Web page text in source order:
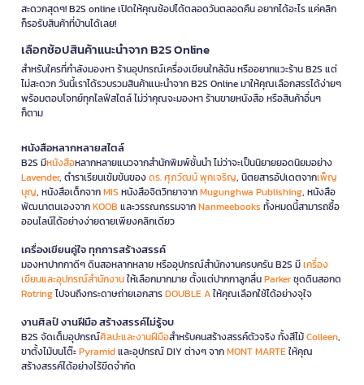
สะดวกสุดๆ! B2S online เปิดให้คุณช้อปได้ตลอดวันตลอดคืน อยากได้อะไร แค่คลิก
ก็รอรับสินค้าที่บ้านได้เลย!
เลือกช้อปสินค้าแนะนำจาก B2S Online
สำหรับใครที่กำลังมองหา ร้านอุปกรณ์เครื่องเขียนใกล้ฉัน หรืออยากแวะร้าน B2S แต่
ไม่สะดวก วันนี้เราได้รวบรวมสินค้าแนะนำจาก B2S Online มาให้คุณเลือกสรรได้ง่ายๆ
พร้อมตอบโจทย์ทุกไลฟ์สไตล์ ไม่ว่าคุณจะมองหา ร้านขายหนังสือ หรือสินค้าอื่นๆ
ก็ตาม
หนังสือหลากหลายสไตล์
B2S มีหนังสือหลากหลายแนวจากสำนักพิมพ์ชั้นนำ ไม่ว่าจะเป็นนิยายยอดนิยมอย่าง
Lavender, ตำราเรียนเข้มข้นของดร. ศุภวัฒน์ พุกเจริญ, นิตยสารอัปเดตจากเพ็ญ
บุญ, หนังสือเด็กจากMIS หนังสือจิตวิทยาจากMugunghwa Publishing, หนังสือ
พัฒนาตนเองจากKOOB และวรรณกรรมจากNanmeebooks ทั้งหมดนี้สามารถซื้อ
ออนไลน์ได้อย่างง่ายดายเพียงคลิกเดียว
เครื่องเขียนคู่ใจ ทุกการสร้างสรรค์
มองหาปากกาดีๆ ดินสอหลากหลาย หรืออุปกรณ์สำนักงานครบครัน B2S มีเครื่อง
เขียนและอุปกรณ์สำนักงานให้เลือกมากมาย ตั้งแต่ปากกาลูกลื่นParkerชุดดินสอกด
Rotringไปจนถึงกระดาษถ่ายเอกสารDOUBLE Aให้คุณเลือกใช้ได้อย่างจุใจ
งานศิลป์ งานฝีมือ สร้างสรรค์ไม่รู้จบ
B2S จัดเต็มอุปกรณ์ศิลปะและงานฝีมือสำหรับคนสร้างสรรค์ตัวจริง ทั้งสีไม้Colleen,
ขาตั้งไม้บนโต๊ะPyramidและอุปกรณ์ DIY ต่างๆ จากMONT MARTEให้คุณ
สร้างสรรค์ได้อย่างไร้ขีดจำกัด